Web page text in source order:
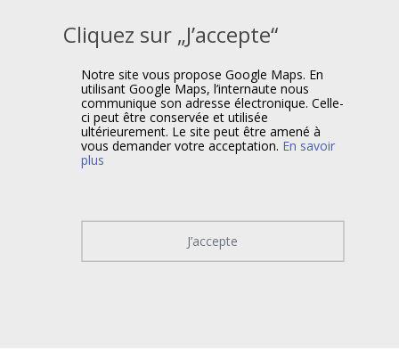
Cliquez sur „J’accepte“
Notre site vous propose Google Maps. En
utilisant Google Maps, l’internaute nous
communique son adresse électronique. Celle-
ci peut être conservée et utilisée
ultérieurement. Le site peut être amené à
vous demander votre acceptation. En savoir
plus
J’accepte